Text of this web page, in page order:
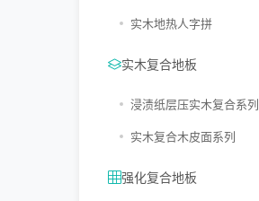
实木地热人字拼
实木复合地板
浸渍纸层压实木复合系列
实木复合木皮面系列
强化复合地板